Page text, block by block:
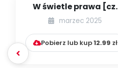
W świetle prawa [cz.
69] [kącik eksperta]
marzec 2025
Pobierz lub kup12.99 zł